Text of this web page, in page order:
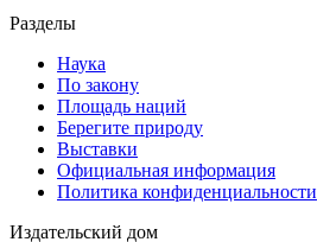
Разделы
Наука
По закону
Площадь наций
Берегите природу
Выставки
Официальная информация
Политика конфиденциальности
Издательский дом